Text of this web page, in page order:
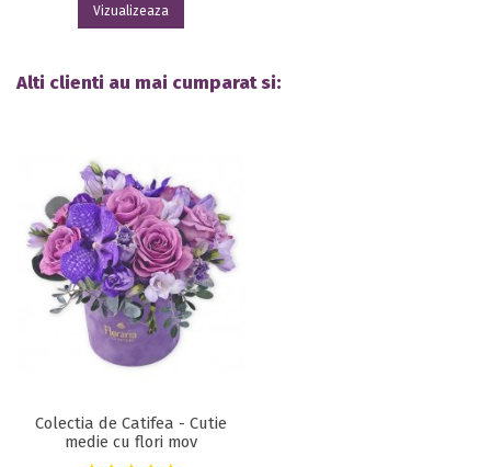
Vizualizeaza
Alti clienti au mai cumparat si:
Colectia de Catifea - Cutie
medie cu flori mov